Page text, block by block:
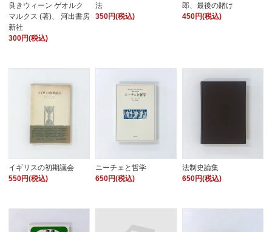
良きウィーン ゲオルク
マルクス (著)、 河出書房
新社
300円(税込)
法
350円(税込)
郎、最後の賭け
450円(税込)
イギリスの初期議会
550円(税込)
ニーチェと哲学
650円(税込)
法制史論集
650円(税込)